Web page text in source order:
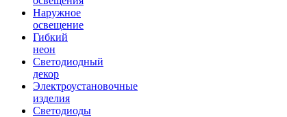
Наружное
освещение
Гибкий
неон
Светодиодный
декор
Электроустановочные
изделия
Светодиоды